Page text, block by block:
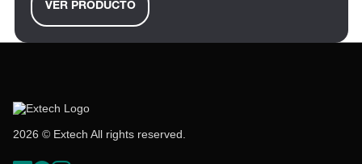
VER PRODUCTO
2026 © Extech All rights reserved.